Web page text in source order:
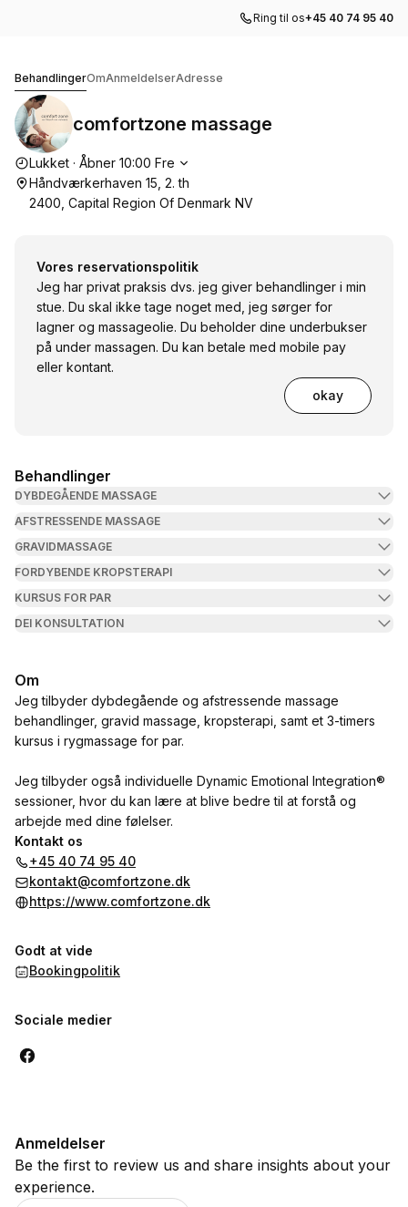
Ring til os+45 40 74 95 40
BehandlingerOmAnmeldelserAdresse
comfortzone massage
Åbningstider
Lukket · Åbner 10:00 Fre
Håndværkerhaven 15, 2. th
2400, Capital Region Of Denmark NV
Vores reservationspolitik
Jeg har privat praksis dvs. jeg giver behandlinger i min
stue. Du skal ikke tage noget med, jeg sørger for
lagner og massageolie. Du beholder dine underbukser
på under massagen. Du kan betale med mobile pay
eller kontant.
okay
Behandlinger
DYBDEGÅENDE MASSAGE
AFSTRESSENDE MASSAGE
GRAVIDMASSAGE
FORDYBENDE KROPSTERAPI
KURSUS FOR PAR
DEI KONSULTATION
Om
Jeg tilbyder dybdegående og afstressende massage
behandlinger, gravid massage, kropsterapi, samt et 3-timers
kursus i rygmassage for par.
Jeg tilbyder også individuelle Dynamic Emotional Integration®
sessioner, hvor du kan lære at blive bedre til at forstå og
arbejde med dine følelser.
Kontakt os
+45 40 74 95 40
kontakt@comfortzone.dk
https://www.comfortzone.dk
Godt at vide
Bookingpolitik
Sociale medier
Anmeldelser
Be the first to review us and share insights about your
experience.